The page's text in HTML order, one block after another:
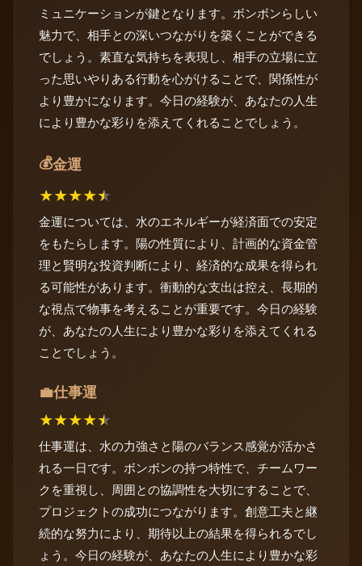
ミュニケーションが鍵となります。ボンボンらしい
魅力で、相手との深いつながりを築くことができる
でしょう。素直な気持ちを表現し、相手の立場に立
った思いやりある行動を心がけることで、関係性が
より豊かになります。今日の経験が、あなたの人生
により豊かな彩りを添えてくれることでしょう。
💰金運
★★★★★
金運については、水のエネルギーが経済面での安定
をもたらします。陽の性質により、計画的な資金管
理と賢明な投資判断により、経済的な成果を得られ
る可能性があります。衝動的な支出は控え、長期的
な視点で物事を考えることが重要です。今日の経験
が、あなたの人生により豊かな彩りを添えてくれる
ことでしょう。
💼仕事運
★★★★★
仕事運は、水の力強さと陽のバランス感覚が活かさ
れる一日です。ボンボンの持つ特性で、チームワー
クを重視し、周囲との協調性を大切にすることで、
プロジェクトの成功につながります。創意工夫と継
続的な努力により、期待以上の結果を得られるでし
ょう。今日の経験が、あなたの人生により豊かな彩